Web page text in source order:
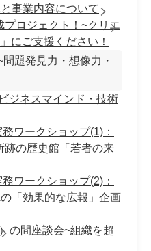
事業内容について
プロジェクト！~クリエ
にご支援ください！
題発見力・想像力・
ジネスマインド・技術
ワークショップ(1)：
跡の歴史館「若者の来
ワークショップ(2)：
「効果的な広報」企画
の間座談会~組織を超